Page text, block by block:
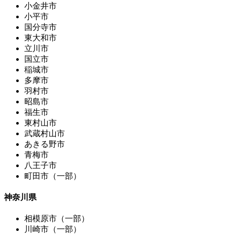
小金井市
小平市
国分寺市
東大和市
立川市
国立市
稲城市
多摩市
羽村市
昭島市
福生市
東村山市
武蔵村山市
あきる野市
青梅市
八王子市
町田市（一部）
神奈川県
相模原市（一部）
川崎市（一部）